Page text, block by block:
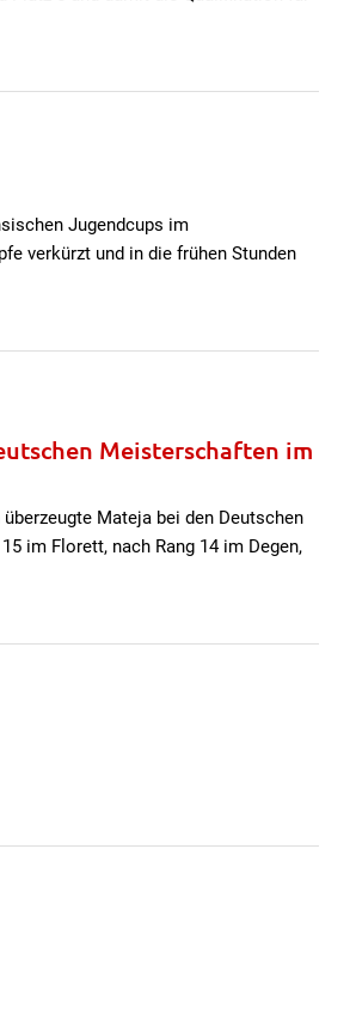
Jugendcups im
verkürzt und in die frühen Stunden
Meisterschaften im
Mateja bei den Deutschen
im Florett, nach Rang 14 im Degen,